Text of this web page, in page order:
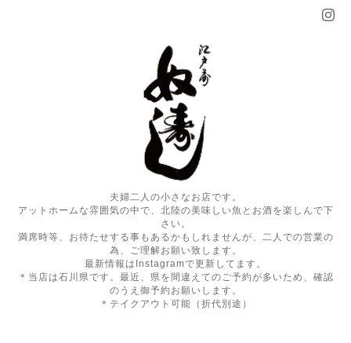
夫婦二人の小さなお店です。
アットホームな雰囲気の中で、北陸の美味しい魚とお酒を楽しんで下
さい。
満席時等、お待たせする事もあるかもしれませんが、二人での営業の
為、ご理解お願い致します。
最新情報はInstagramで更新してます。
＊当店は石川県です。最近、県を間違えてのご予約が多いため、確認
のうえ御予約お願いします。
＊テイクアウト可能（折代別途）